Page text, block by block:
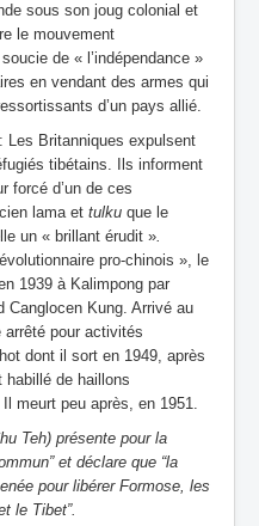
sous son joug colonial et
le mouvement
de « l’indépendance »
en vendant des armes qui
d’un pays allié.
Les Britanniques expulsent
tibétains. Ils informent
forcé d’un de ces
lama et tulku que le
un « brillant érudit ».
pro-chinois », le
1939 à Kalimpong par
Canglocen Kung. Arrivé au
pour activités
dont il sort en 1949, après
de haillons
meurt peu après, en 1951.
Teh) présente pour la
et déclare que “la
pour libérer Formose, les
le Tibet”.